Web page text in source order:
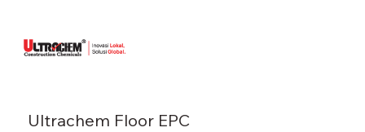
Ultrachem Floor EPC